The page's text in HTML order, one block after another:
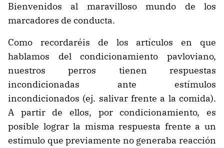
Bienvenidos al maravilloso mundo de los
marcadores de conducta.
Como recordaréis de los artículos en que
hablamos del condicionamiento pavloviano,
nuestros perros tienen respuestas
incondicionadas ante estímulos
incondicionados (ej. salivar frente a la comida).
A partir de ellos, por condicionamiento, es
posible lograr la misma respuesta frente a un
estímulo que previamente no generaba reacción